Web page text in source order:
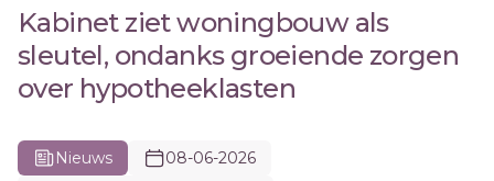
Kabinet ziet woningbouw als
sleutel, ondanks groeiende zorgen
over hypotheeklasten
Nieuws
08-06-2026